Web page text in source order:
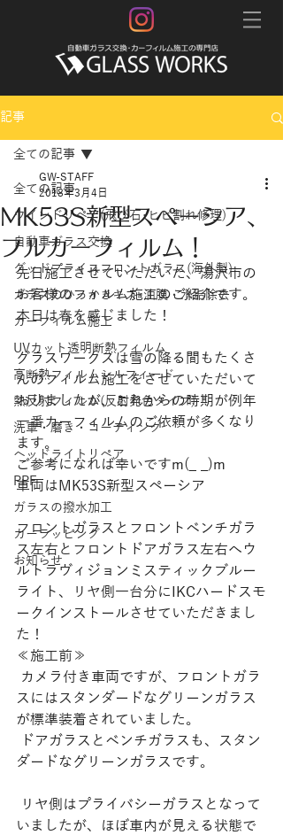
記事
全ての記事
ウインドリペア(飛び石･ヒビ割れ修理)
自動車ガラス交換
グッドプライスフロントガラス(海外製)
ガラスのひっかきキズ･油膜・水垢除去
カーフィルム施工
UVカット透明断熱フィルム
高断熱フィルムシルフィード
熱反射フィルム(反射発色タイプ)
洗車・磨き・コーティング
ヘッドライトリペア
PPF
ガラスの撥水加工
カーラッピング
お知らせ
全ての記事
MK53S新型スペーシア、
フルカーフィルム！
GW-STAFF
2018年3月4日
先日施工させていただいた、湯沢市の
お客様のフィルム施工のご紹介です。
本日は春を感じました！
グラスワークスは雪の降る間もたくさ
んのフィルム施工をさせていただいて
おりましたが、これからの時期が例年
一番カーフィルムのご依頼が多くなり
ます。
ご参考になれば幸いですm(_ _)m
車両はMK53S新型スペーシア
フロントガラスとフロントベンチガラ
ス左右とフロントドアガラス左右へウ
ルトラヴィジョンミスティックブルー
ライト、リヤ側一台分にIKCハードスモ
ークインストールさせていただきまし
た！
≪施工前≫
スにはスタンダードなグリーンガラス
が標準装着されていました。
ダードなグリーンガラスです。
いましたが、ほぼ車内が見える状態で